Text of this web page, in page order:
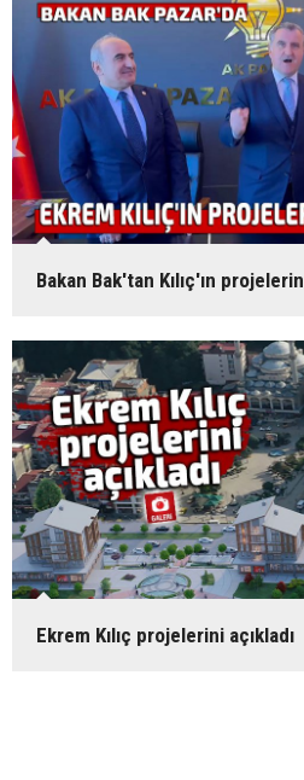
Bakan Bak'tan Kılıç'ın
Ekrem Kılıç projelerini açıkladı